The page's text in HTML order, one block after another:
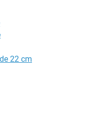
22 cm